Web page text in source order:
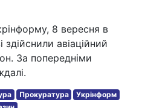
8 вересня в
здійснили авіаційний
За попередніми
Прокуратура
Укрінформ